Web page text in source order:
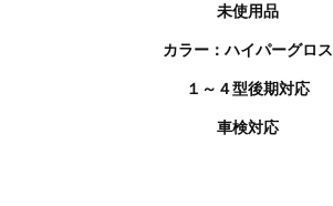
未使用品
カラー：ハイパーグロス
１～４型後期対応
車検対応